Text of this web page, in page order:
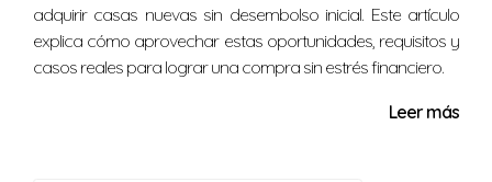
adquirir casas nuevas sin desembolso inicial. Este artículo
explica cómo aprovechar estas oportunidades, requisitos y
casos reales para lograr una compra sin estrés financiero.
Leer más